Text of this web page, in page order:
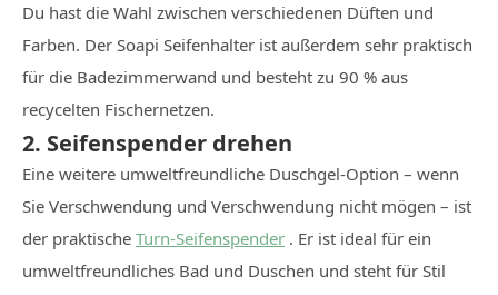
Du hast die Wahl zwischen verschiedenen Düften und
Farben. Der Soapi Seifenhalter ist außerdem sehr praktisch
für die Badezimmerwand und besteht zu 90 % aus
recycelten Fischernetzen.
2. Seifenspender drehen
Eine weitere umweltfreundliche Duschgel-Option – wenn
Sie Verschwendung und Verschwendung nicht mögen – ist
der praktische Turn-Seifenspender . Er ist ideal für ein
umweltfreundliches Bad und Duschen und steht für Stil